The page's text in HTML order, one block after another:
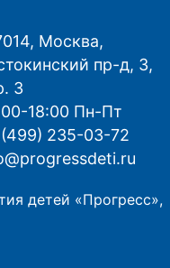
Москва,
пр-д, 3,
3
18:00 Пн-Пт
235-03-72
детей «Прогресс»,